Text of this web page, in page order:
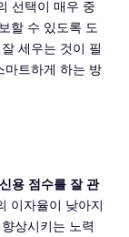
선택이 매우 중
할 수 있도록 도
세우는 것이 필
마트하게 하는 방
신용 점수를 잘 관
이자율이 낮아지
상시키는 노력